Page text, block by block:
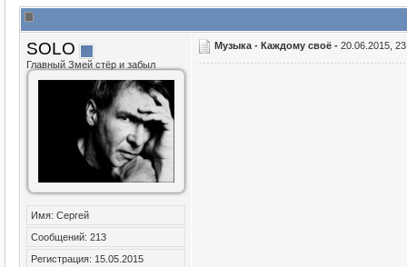
SOLO
Главный Змей стёр и забыл
Имя: Сергей
Сообщений: 213
Регистрация: 15.05.2015
Музыка - Каждому своё - 20.06.2015,